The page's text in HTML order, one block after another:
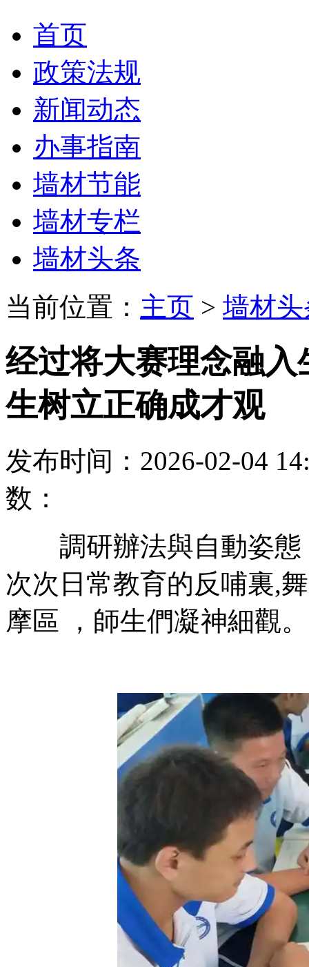
首页
政策法规
新闻动态
办事指南
墙材节能
墙材专栏
墙材头条
当前位置： 主页 > 墙材
经过将大赛理念融
生树立正确成才观
发布时间：2026-02-04
数：
調研辦法與自動姿態
次次日常教育的反哺裏,舞
摩區 ，師生們凝神細觀。